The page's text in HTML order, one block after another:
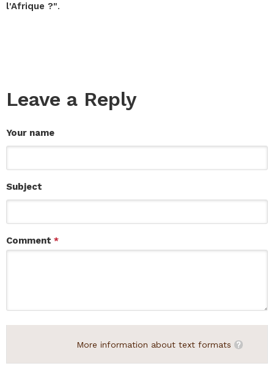
l'Afrique ?".
Leave a Reply
Your name
Subject
Comment *
More information about text formats